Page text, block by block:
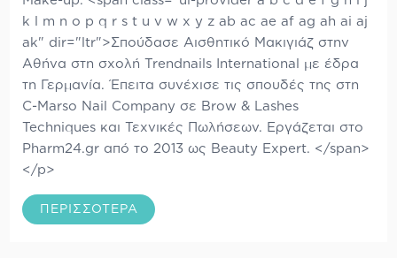
k l m n o p q r s t u v w x y z ab ac ae af ag ah ai aj
ak" dir="ltr">Σπούδασε Αισθητικό Μακιγιάζ στην
Αθήνα στη σχολή Trendnails International με έδρα
τη Γερμανία. Έπειτα συνέχισε τις σπουδές της στη
C-Marso Nail Company σε Brow & Lashes
Techniques και Τεχνικές Πωλήσεων. Εργάζεται στο
Pharm24.gr από το 2013 ως Beauty Expert. </span>
</p>
ΠΕΡΙΣΣΌΤΕΡΑ